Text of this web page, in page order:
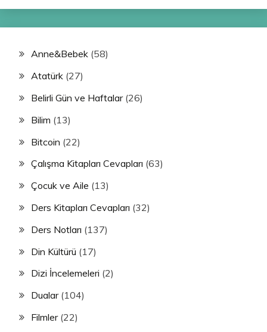
Anne&Bebek (58)
Atatürk (27)
Belirli Gün ve Haftalar(26)
Bilim (13)
Bitcoin (22)
Çalışma Kitapları Cevapları (63)
Çocuk ve Aile (13)
Ders Kitapları Cevapları (32)
Ders Notları (137)
Din Kültürü (17)
Dizi İncelemeleri (2)
Dualar(104)
Filmler(22)